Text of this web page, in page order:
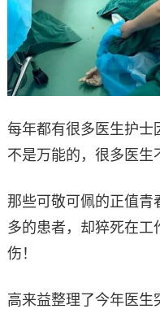
每年都有很多医生护士
不是万能的，很多医生
那些可敬可佩的正值青
多的患者，却猝死在工
伤！
高来益整理了今年医生